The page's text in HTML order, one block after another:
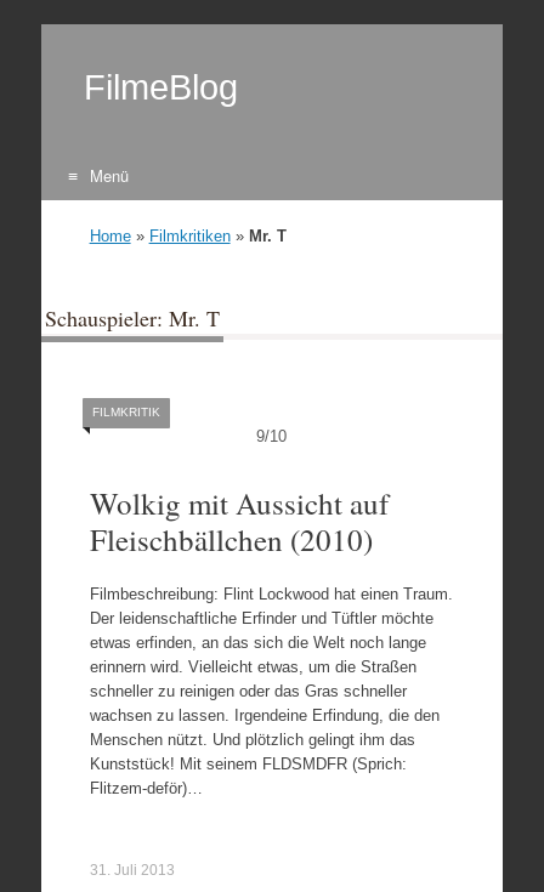
FilmeBlog
Menü
Home» Filmkritiken» Mr. T
Schauspieler: Mr. T
9/10
FILMKRITIK
Wolkig mit Aussicht auf
Fleischbällchen (2010)
Filmbeschreibung: Flint Lockwood hat einen Traum.
Der leidenschaftliche Erfinder und Tüftler möchte
etwas erfinden, an das sich die Welt noch lange
erinnern wird. Vielleicht etwas, um die Straßen
schneller zu reinigen oder das Gras schneller
wachsen zu lassen. Irgendeine Erfindung, die den
Menschen nützt. Und plötzlich gelingt ihm das
Kunststück! Mit seinem FLDSMDFR (Sprich:
Flitzem-deför)…
31. Juli 2013